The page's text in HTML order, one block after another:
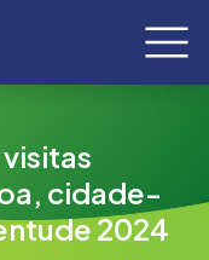
cidade-
2024